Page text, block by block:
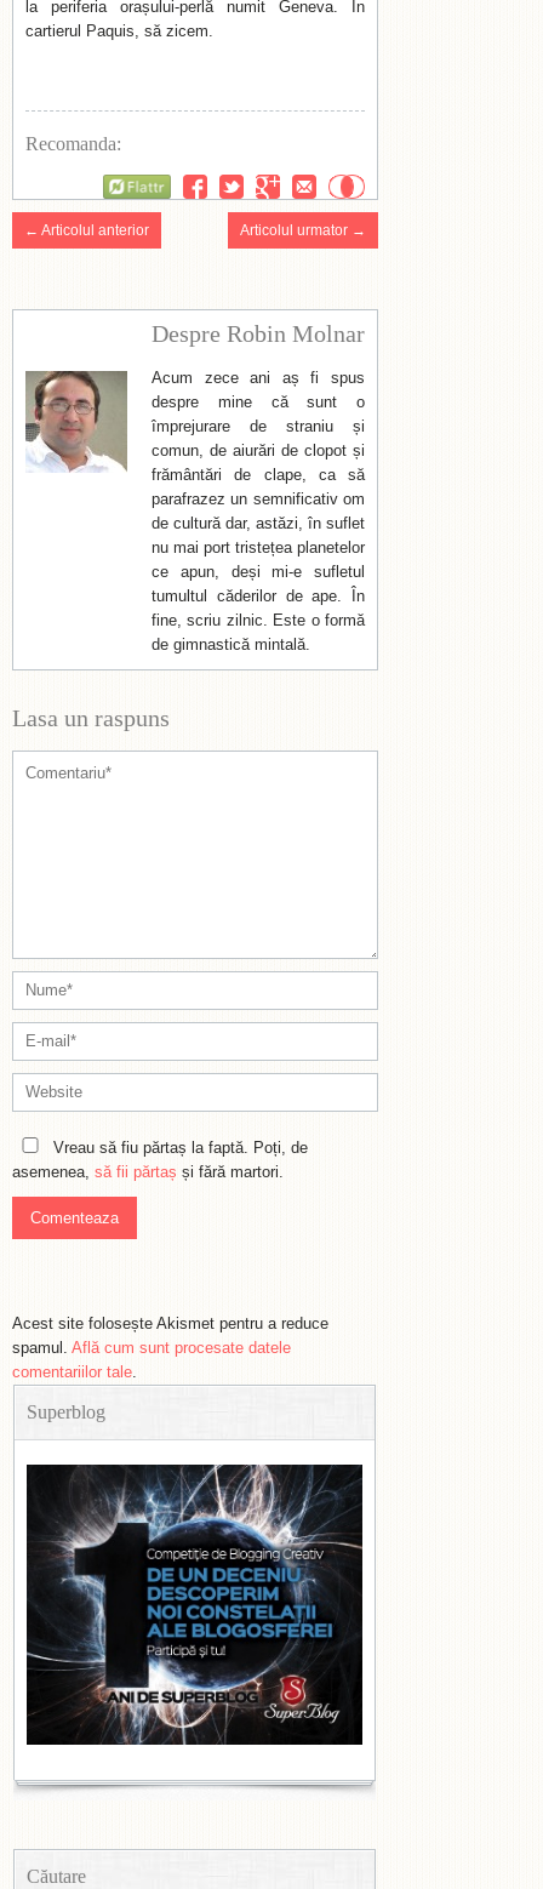
la periferia orașului-perlă numit Geneva. În
cartierul Paquis, să zicem.
Recomanda:
← Articolul anterior Articolul urmator →
Despre Robin Molnar
Acum zece ani aș fi spus
despre mine că sunt o
împrejurare de straniu și
comun, de aiurări de clopot și
frământări de clape, ca să
parafrazez un semnificativ om
de cultură dar, astăzi, în suflet
nu mai port tristețea planetelor
ce apun, deși mi-e sufletul
tumultul căderilor de ape. În
fine, scriu zilnic. Este o formă
de gimnastică mintală.
Lasa un raspuns
Vreau să fiu părtaș la faptă. Poți, de
asemenea, să fii părtaș și fără martori.
Acest site folosește Akismet pentru a reduce
spamul. Află cum sunt procesate datele
comentariilor tale.
Superblog
Căutare